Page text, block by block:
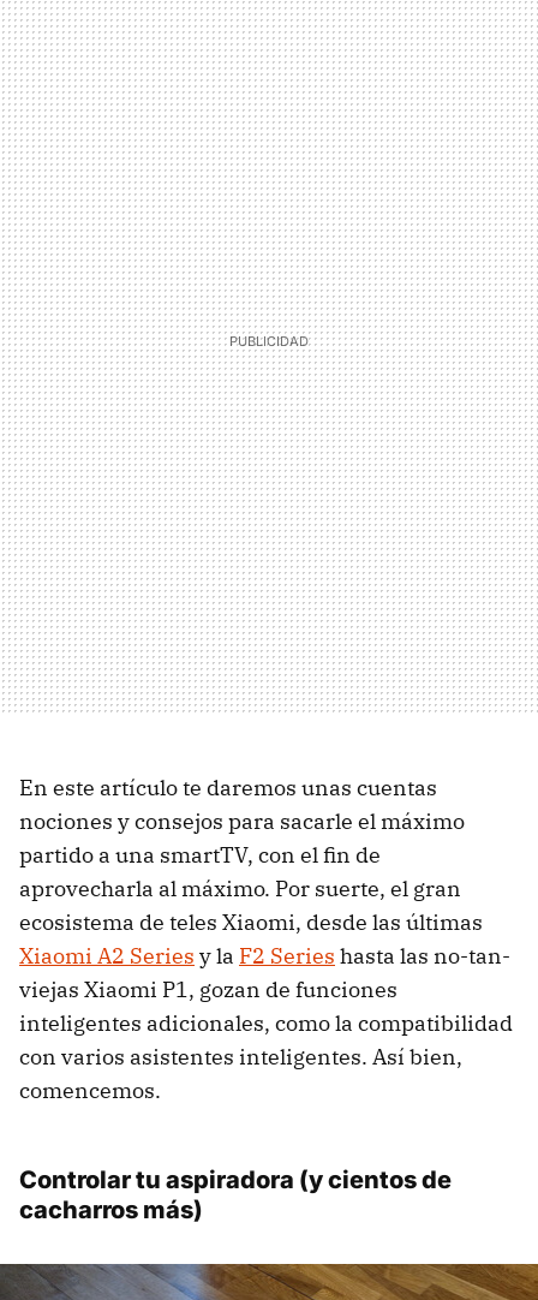
En este artículo te daremos unas cuentas
nociones y consejos para sacarle el máximo
partido a una smartTV, con el fin de
aprovecharla al máximo. Por suerte, el gran
ecosistema de teles Xiaomi, desde las últimas
Xiaomi A2 Series y la F2 Series hasta las no-tan-
viejas Xiaomi P1, gozan de funciones
inteligentes adicionales, como la compatibilidad
con varios asistentes inteligentes. Así bien,
comencemos.
Controlar tu aspiradora (y cientos de
cacharros más)